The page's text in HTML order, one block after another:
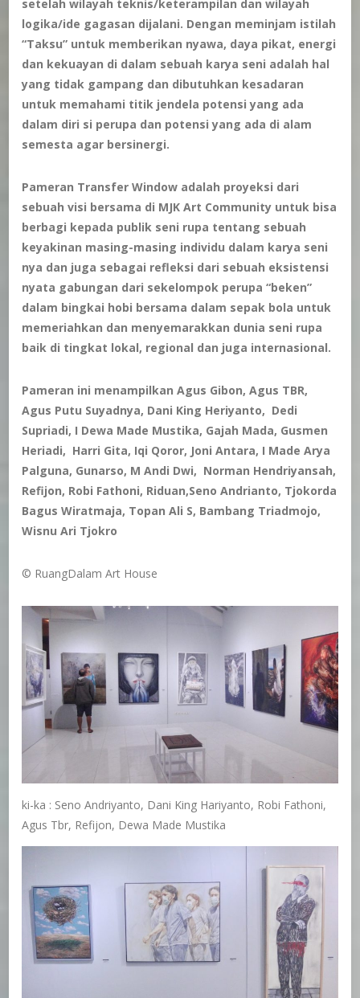
setelah wilayah teknis/keterampilan dan wilayah
logika/ide gagasan dijalani. Dengan meminjam istilah
“Taksu” untuk memberikan nyawa, daya pikat, energi
dan kekuayan di dalam sebuah karya seni adalah hal
yang tidak gampang dan dibutuhkan kesadaran
untuk memahami titik jendela potensi yang ada
dalam diri si perupa dan potensi yang ada di alam
semesta agar bersinergi.
Pameran Transfer Window adalah proyeksi dari
sebuah visi bersama di MJK Art Community untuk bisa
berbagi kepada publik seni rupa tentang sebuah
keyakinan masing-masing individu dalam karya seni
nya dan juga sebagai refleksi dari sebuah eksistensi
nyata gabungan dari sekelompok perupa “beken”
dalam bingkai hobi bersama dalam sepak bola untuk
memeriahkan dan menyemarakkan dunia seni rupa
baik di tingkat lokal, regional dan juga internasional.
Pameran ini menampilkan Agus Gibon, Agus TBR,
Agus Putu Suyadnya, Dani King Heriyanto, Dedi
Supriadi, I Dewa Made Mustika, Gajah Mada, Gusmen
Heriadi, Harri Gita, Iqi Qoror, Joni Antara, I Made Arya
Palguna, Gunarso, M Andi Dwi, Norman Hendriyansah,
Refijon, Robi Fathoni, Riduan,Seno Andrianto, Tjokorda
Bagus Wiratmaja, Topan Ali S, Bambang Triadmojo,
Wisnu Ari Tjokro
©️ RuangDalam Art House
ki-ka : Seno Andriyanto, Dani King Hariyanto, Robi Fathoni,
Agus Tbr, Refijon, Dewa Made Mustika